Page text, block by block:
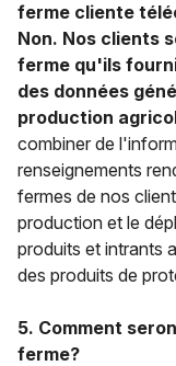
ferme cliente
Non. Nos clients
ferme qu'ils
des données
production
combiner de
renseignements
fermes de nos
production et le
produits et intrants
des produits de
5. Comment
ferme?